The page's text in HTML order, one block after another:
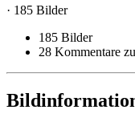
· 185 Bilder
185 Bilder
28 Kommentare